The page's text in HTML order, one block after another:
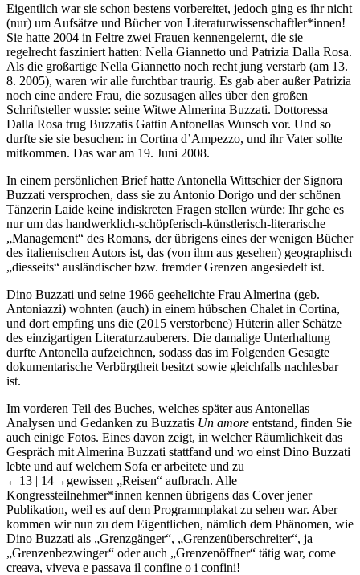
Eigentlich war sie schon bestens vorbereitet, jedoch ging es ihr nicht
(nur) um Aufsätze und Bücher von Literaturwissenschaftler*innen!
Sie hatte 2004 in Feltre zwei Frauen kennengelernt, die sie
regelrecht fasziniert hatten: Nella Giannetto und Patrizia Dalla Rosa.
Als die großartige Nella Giannetto noch recht jung verstarb (am 13.
8. 2005), waren wir alle furchtbar traurig. Es gab aber außer Patrizia
noch eine andere Frau, die sozusagen alles über den großen
Schriftsteller wusste: seine Witwe Almerina Buzzati. Dottoressa
Dalla Rosa trug Buzzatis Gattin Antonellas Wunsch vor. Und so
durfte sie sie besuchen: in Cortina d’Ampezzo, und ihr Vater sollte
mitkommen. Das war am 19. Juni 2008.
In einem persönlichen Brief hatte Antonella Wittschier der Signora
Buzzati versprochen, dass sie zu Antonio Dorigo und der schönen
Tänzerin Laide keine indiskreten Fragen stellen würde: Ihr gehe es
nur um das handwerklich-schöpferisch-künstlerisch-literarische
„Management“ des Romans, der übrigens eines der wenigen Bücher
des italienischen Autors ist, das (von ihm aus gesehen) geographisch
„diesseits“ ausländischer bzw. fremder Grenzen angesiedelt ist.
Dino Buzzati und seine 1966 geehelichte Frau Almerina (geb.
Antoniazzi) wohnten (auch) in einem hübschen Chalet in Cortina,
und dort empfing uns die (2015 verstorbene) Hüterin aller Schätze
des einzigartigen Literaturzauberers. Die damalige Unterhaltung
durfte Antonella aufzeichnen, sodass das im Folgenden Gesagte
dokumentarische Verbürgtheit besitzt sowie gleichfalls nachlesbar
ist.
Im vorderen Teil des Buches, welches später aus Antonellas
Analysen und Gedanken zu Buzzatis Un amore entstand, finden Sie
auch einige Fotos. Eines davon zeigt, in welcher Räumlichkeit das
Gespräch mit Almerina Buzzati stattfand und wo einst Dino Buzzati
lebte und auf welchem Sofa er arbeitete und zu
←13 | 14→ gewissen „Reisen“ aufbrach. Alle
Kongressteilnehmer*innen kennen übrigens das Cover jener
Publikation, weil es auf dem Programmplakat zu sehen war. Aber
kommen wir nun zu dem Eigentlichen, nämlich dem Phänomen, wie
Dino Buzzati als „Grenzgänger“, „Grenzenüberschreiter“, ja
„Grenzenbezwinger“ oder auch „Grenzenöffner“ tätig war, come
creava, viveva e passava il confine o i confini!